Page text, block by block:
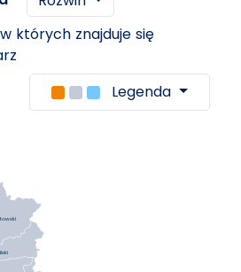
których znajduje się
Legenda